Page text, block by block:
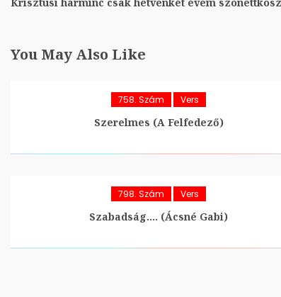
You May Also Like
758. Szám Vers
Szerelmes (A Felfedező)
798. Szám Vers
Szabadság…. (Ácsné Gabi)